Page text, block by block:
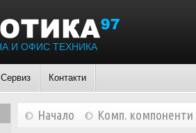
И ОФИС ТЕХНИКА
Сервиз Контакти
Начало Комп. компоненти